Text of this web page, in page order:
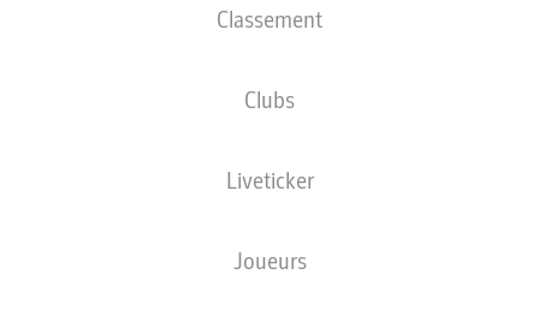
Classement
Clubs
Liveticker
Joueurs
COMPOSITIONS STATISTIQUES